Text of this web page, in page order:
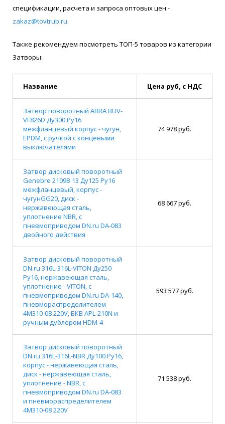
спецификации, расчета и запроса оптовых цен -
zakaz@tovtrub.ru.
Также рекомендуем посмотреть ТОП-5 товаров из категории
Затворы:
Название Цена руб, с НДС
Затвор поворотный ABRA BUV-
VF826D Ду300 Ру16
межфланцевый корпус - чугун,
EPDM, с ручкой с концевыми
выключателями
74 978 руб.
Затвор дисковый поворотный
Genebre 2109В 13 Ду125 Ру16
межфланцевый, корпус -
чугунGG20, диск -
нержавеющая сталь,
уплотнение NBR, с
пневмоприводом DN.ru DA-083
двойного действия
68 667 руб.
Затвор дисковый поворотный
DN.ru 316L-316L-VITON Ду250
Ру16, нержавеющая сталь,
уплотнение - VITON, с
пневмоприводом DN.ru DA-140,
пневмораспределителем
4M310-08 220V, БКВ APL-210N и
ручным дублером HDM-4
593 577 руб.
Затвор дисковый поворотный
DN.ru 316L-316L-NBR Ду100 Ру16,
корпус - нержавеющая сталь,
диск - нержавеющая сталь,
уплотнение - NBR, с
пневмоприводом DN.ru DA-083
и пневмораспределителем
4M310-08 220V
71 538 руб.